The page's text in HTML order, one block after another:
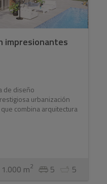
impresionantes
de diseño
urbanización
combina arquitectura
1.000 m2 5 5